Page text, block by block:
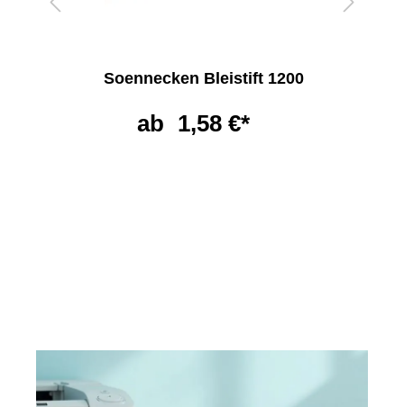
Soennecken Bleistift 1200
ab 1,58 €*